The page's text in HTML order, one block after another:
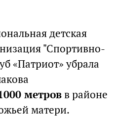
детская
"Спортивно-
«Патриот» убрала
метровв районе
матери.